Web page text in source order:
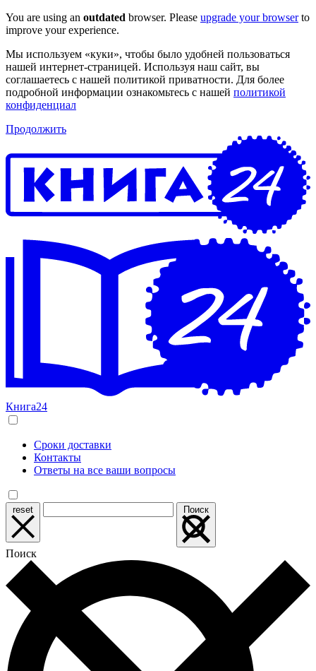
You are using an outdated browser. Please upgrade your browserto
improve your experience.
Мы используем «куки», чтобы было удобней пользоваться
нашей интернет-страницей. Используя наш сайт, вы
соглашаетесь с нашей политикой приватности. Для более
подробной информации ознакомьтесь с нашей политикой
конфиденциал
Продолжить
Книга24
Сроки доставки
Контакты
Ответы на все ваши вопросы
reset Поиск
Поиск